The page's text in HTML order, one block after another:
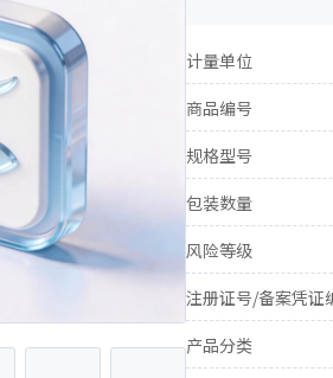
计量单位
商品编号
规格型号
包装数量
风险等级
注册证号/备案凭证
产品分类